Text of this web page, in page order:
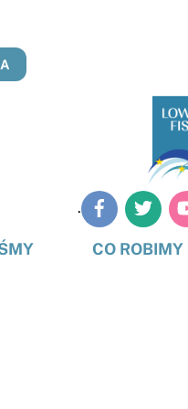
.
CO ROBIMY